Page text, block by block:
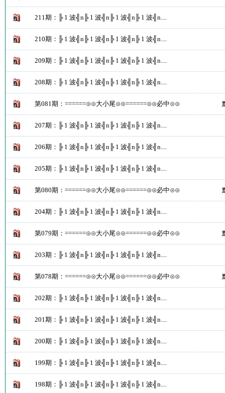
211期：╠ 1 波╣n╠ 1 波╣n╠ 1 波╣n╠ 1 波╣n....
210期：╠ 1 波╣n╠ 1 波╣n╠ 1 波╣n╠ 1 波╣n....
209期：╠ 1 波╣n╠ 1 波╣n╠ 1 波╣n╠ 1 波╣n....
208期：╠ 1 波╣n╠ 1 波╣n╠ 1 波╣n╠ 1 波╣n....
第081期：======⊙⊙大小尾⊙⊙======⊙⊙必中⊙⊙
207期：╠ 1 波╣n╠ 1 波╣n╠ 1 波╣n╠ 1 波╣n....
206期：╠ 1 波╣n╠ 1 波╣n╠ 1 波╣n╠ 1 波╣n....
205期：╠ 1 波╣n╠ 1 波╣n╠ 1 波╣n╠ 1 波╣n....
第080期：======⊙⊙大小尾⊙⊙======⊙⊙必中⊙⊙
204期：╠ 1 波╣n╠ 1 波╣n╠ 1 波╣n╠ 1 波╣n....
第079期：======⊙⊙大小尾⊙⊙======⊙⊙必中⊙⊙
203期：╠ 1 波╣n╠ 1 波╣n╠ 1 波╣n╠ 1 波╣n....
第078期：======⊙⊙大小尾⊙⊙======⊙⊙必中⊙⊙
202期：╠ 1 波╣n╠ 1 波╣n╠ 1 波╣n╠ 1 波╣n....
201期：╠ 1 波╣n╠ 1 波╣n╠ 1 波╣n╠ 1 波╣n....
200期：╠ 1 波╣n╠ 1 波╣n╠ 1 波╣n╠ 1 波╣n....
199期：╠ 1 波╣n╠ 1 波╣n╠ 1 波╣n╠ 1 波╣n....
198期：╠ 1 波╣n╠ 1 波╣n╠ 1 波╣n╠ 1 波╣n....